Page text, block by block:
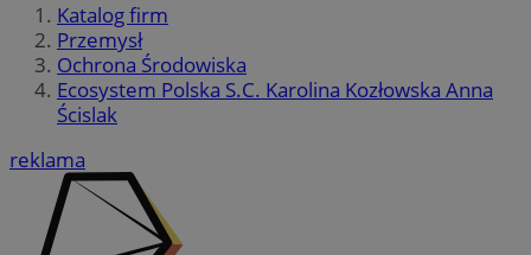
Katalog firm
Przemysł
Ochrona Środowiska
Ecosystem Polska S.C. Karolina Kozłowska Anna
Ścislak
reklama